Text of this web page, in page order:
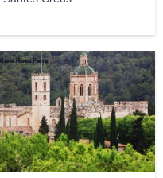
Maria Rosa Ferre